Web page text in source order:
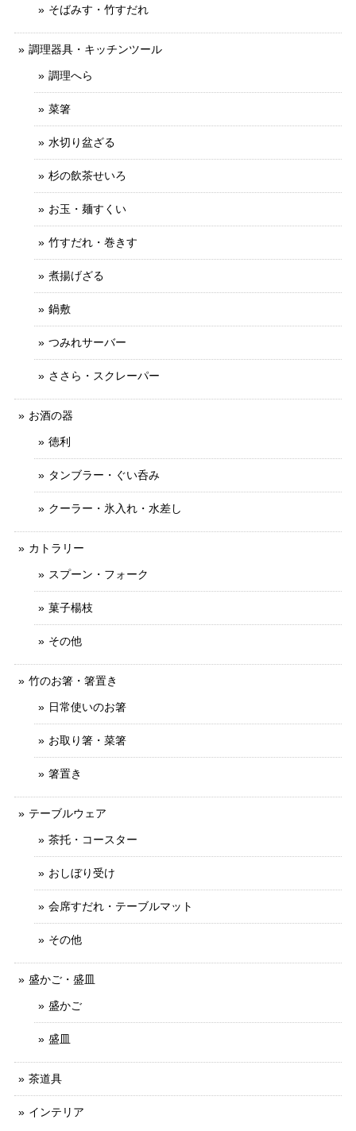
そばみす・竹すだれ
調理器具・キッチンツール
調理へら
菜箸
水切り盆ざる
杉の飲茶せいろ
お玉・麺すくい
竹すだれ・巻きす
煮揚げざる
鍋敷
つみれサーバー
ささら・スクレーパー
お酒の器
徳利
タンブラー・ぐい呑み
クーラー・氷入れ・水差し
カトラリー
スプーン・フォーク
菓子楊枝
その他
竹のお箸・箸置き
日常使いのお箸
お取り箸・菜箸
箸置き
テーブルウェア
茶托・コースター
おしぼり受け
会席すだれ・テーブルマット
その他
盛かご・盛皿
盛かご
盛皿
茶道具
インテリア